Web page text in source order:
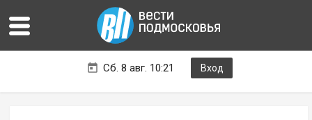
Сб. 8 авг. 10:21 Вход